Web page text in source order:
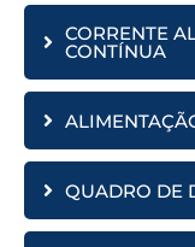
CORRENTE
CONTÍNUA
QUADRO DE